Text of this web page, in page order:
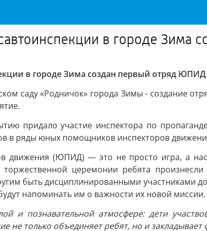
в городе
в городе Зима создан первый отряд ЮПИД
саду «Родничок» города Зимы - создание
придало участие инспектора по
в ряды юных помощников инспекторов
(ЮПИД) — это не просто игра, а
церемонии ребята
быть дисциплинированными участниками
напоминать им о важности их новой миссии.
и познавательной атмосфере: дети
не только объединяет ребят, но и